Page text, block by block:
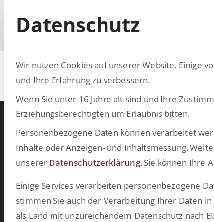
ESCRIBA
Warum ESCRIBA?
ESCRIBA steht für 25 Jahre gelebte Digitalisierung in
Unser Herz schlägt für digitale Prozesse und skalierbare
Damit schaffen wir in kurzer Zeit bahnbrechende Ergebnisse
bringen Ihre Softwarewelt auf Vordermann. Wählen Sie aus
Datenschutz
Wir nutzen Cookies auf unserer Website. Einige
und Ihre Erfahrung zu verbessern.
Wenn Sie unter 16 Jahre alt sind und Ihre
Erziehungsberechtigten um Erlaubnis bitten.
Personenbezogene Daten können verarbeitet
Inhalte oder Anzeigen- und Inhaltsmessung.
unserer Datenschutzerklärung. Sie können Ihre
Einige Services verarbeiten personenbezogene
stimmen Sie auch der Verarbeitung Ihrer Daten in
als Land mit unzureichendem Datenschutz nach